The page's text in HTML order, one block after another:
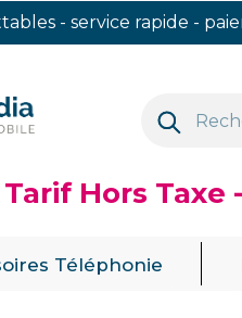
- service rapide -
Tarif Hors Taxe
Téléphonie